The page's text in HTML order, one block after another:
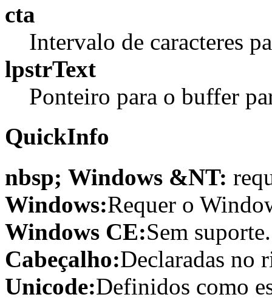
cta
Intervalo de caracteres
lpstrText
Ponteiro para o buffer
QuickInfo
nbsp; Windows &NT:
Windows:Requer o
Windows CE:Sem suporte.
Cabeçalho:Declaradas no
Unicode:Definidos como